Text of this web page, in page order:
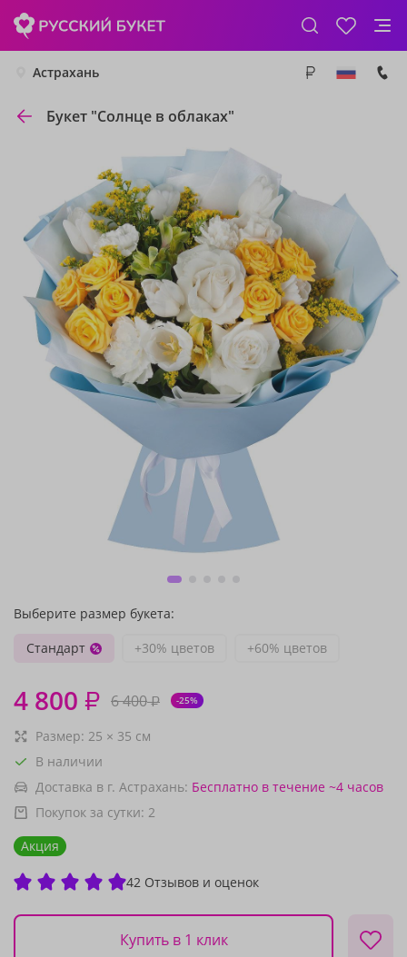
Астрахань
Букет "Солнце в облаках"
Выберите размер букета:
Стандарт
+30% цветов +60% цветов
4 800 ₽ 6 400₽ -25%
Размер: 25 × 35 см
В наличии
Доставка в г. Астрахань: Бесплатно в течение ~4 часов
Покупок за сутки: 2
Акция
42 Отзывов и оценок
Купить в 1 клик